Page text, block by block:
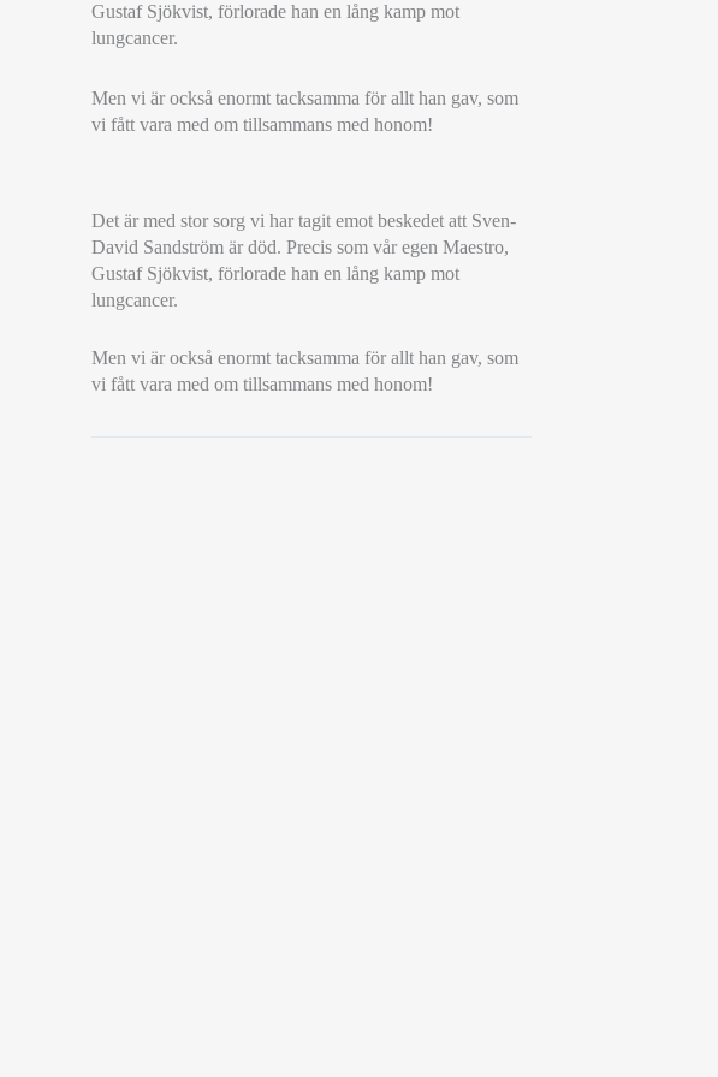
Gustaf Sjökvist, förlorade han en lång kamp mot
lungcancer.
Men vi är också enormt tacksamma för allt han gav, som
vi fått vara med om tillsammans med honom!
I
FRID,
SVEN-
DAVID
Det är med stor sorg vi har tagit emot beskedet att Sven-
David Sandström är död. Precis som vår egen Maestro,
Gustaf Sjökvist, förlorade han en lång kamp mot
lungcancer.
Men vi är också enormt tacksamma för allt han gav, som
vi fått vara med om tillsammans med honom!